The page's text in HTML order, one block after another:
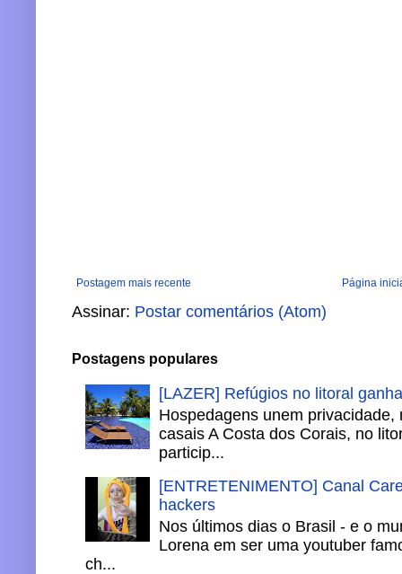
Postagem mais recente Página
Assinar: Postar comentários (Atom)
Postagens populares
[LAZER] Refúgios no litoral
Hospedagens unem
casais A Costa dos Corais, no
particip...
[ENTRETENIMENTO] Canal
hackers
Nos últimos dias o Brasil - e o
Lorena em ser uma youtuber
ch...